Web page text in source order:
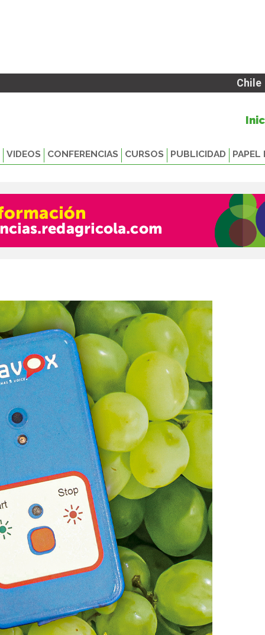
Chile
VIDEOS CONFERENCIAS CURSOS PUBLICIDAD PAPEL